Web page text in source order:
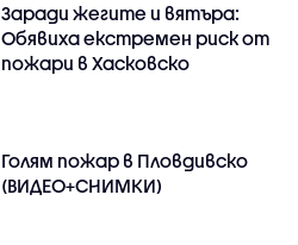
Заради жегите и вятъра:
Обявиха екстремен риск от
пожари в Хасковско
Голям пожар в Пловдивско
(ВИДЕО+СНИМКИ)